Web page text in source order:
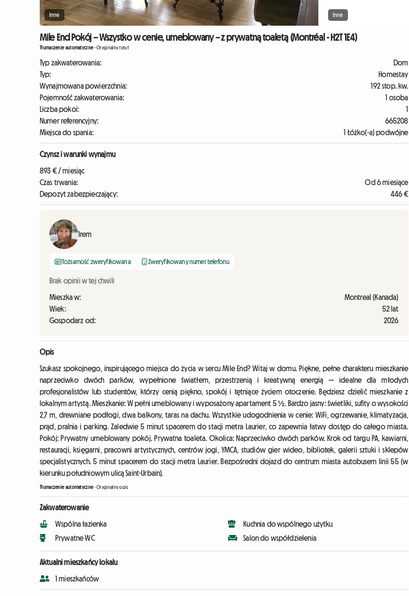
Inne Inne
Mile End Pokój – Wszystko w cenie, umeblowany – z prywatną toaletą (Montréal - H2T 1E4)
Tłumaczenie automatyczne-Oryginalny tytuł
Typ zakwaterowania:
Dom
Typ:
Homestay
Wynajmowana powierzchnia:
192 stop. kw.
Pojemność zakwaterowania:
1 osoba
Liczba pokoi:
1
Numer referencyjny:
665208
Miejsca do spania:
1 Łóżko(-a) podwójne
Czynsz i warunki wynajmu
893 € / miesiąc
Czas trwania:
Od 6 miesiące
Depozyt zabezpieczający:
446 €
Irem
Tożsamość zweryfikowana Zweryfikowany numer telefonu
Brak opinii w tej chwili
Mieszka w:
Montreal (Kanada)
Wiek:
52 lat
Gospodarz od:
2026
Opis
Szukasz spokojnego, inspirującego miejsca do życia w sercu Mile End? Witaj w domu. Piękne, pełne charakteru mieszkanie
naprzeciwko dwóch parków, wypełnione światłem, przestrzenią i kreatywną energią — idealne dla młodych
profesjonalistów lub studentów, którzy cenią piękno, spokój i tętniące życiem otoczenie. Będziesz dzielić mieszkanie z
lokalnym artystą. Mieszkanie: W pełni umeblowany i wyposażony apartament 5 ½. Bardzo jasny: świetliki, sufity o wysokości
2,7 m, drewniane podłogi, dwa balkony, taras na dachu. Wszystkie udogodnienia w cenie: WiFi, ogrzewanie, klimatyzacja,
prąd, pralnia i parking. Zaledwie 5 minut spacerem do stacji metra Laurier, co zapewnia łatwy dostęp do całego miasta.
Pokój: Prywatny umeblowany pokój. Prywatna toaleta. Okolica: Naprzeciwko dwóch parków. Krok od targu PA, kawiarni,
restauracji, księgarni, pracowni artystycznych, centrów jogi, YMCA, studiów gier wideo, bibliotek, galerii sztuki i sklepów
specjalistycznych. 5 minut spacerem do stacji metra Laurier. Bezpośredni dojazd do centrum miasta autobusem linii 55 (w
kierunku południowym ulicą Saint-Urbain).
Tłumaczenie automatyczne-Oryginalny opis
Zakwaterowanie
Wspólna łazienka
Prywatne WC
Kuchnia do wspólnego użytku
Salon do współdzielenia
Aktualni mieszkańcy lokalu
1 mieszkańców